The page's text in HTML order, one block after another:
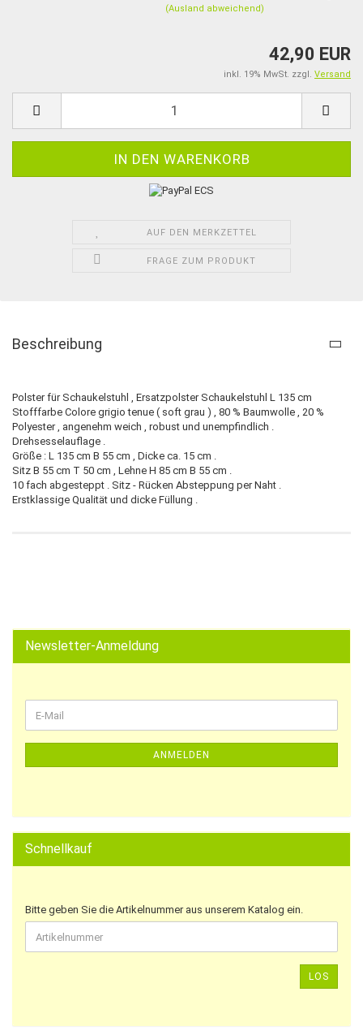
(Ausland abweichend)
42,90 EUR
inkl. 19% MwSt. zzgl. Versand
AUF DEN MERKZETTEL
FRAGE ZUM PRODUKT
Beschreibung
Polster für Schaukelstuhl , Ersatzpolster Schaukelstuhl L 135 cm
Stofffarbe Colore grigio tenue ( soft grau ) , 80 % Baumwolle , 20 %
Polyester , angenehm weich , robust und unempfindlich .
Drehsesselauflage .
Größe : L 135 cm B 55 cm , Dicke ca. 15 cm .
Sitz B 55 cm T 50 cm , Lehne H 85 cm B 55 cm .
10 fach abgesteppt . Sitz - Rücken Absteppung per Naht .
Erstklassige Qualität und dicke Füllung .
Newsletter-Anmeldung
ANMELDEN
Schnellkauf
Bitte geben Sie die Artikelnummer aus unserem Katalog ein.
LOS